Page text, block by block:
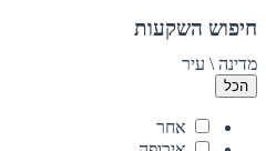
חיפוש השקעות
מדינה \ עיר
הכל
אחר